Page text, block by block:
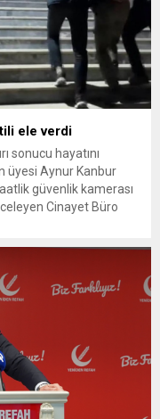
ele verdi
sonucu hayatını
üyesi Aynur Kanbur
güvenlik kamerası
Cinayet Büro